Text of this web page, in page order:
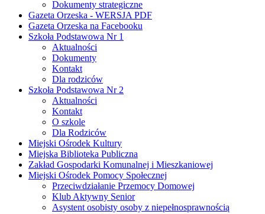
Dokumenty strategiczne
Gazeta Orzeska - WERSJA PDF
Gazeta Orzeska na Facebooku
Szkoła Podstawowa Nr 1
Aktualności
Dokumenty
Kontakt
Dla rodziców
Szkoła Podstawowa Nr 2
Aktualności
Kontakt
O szkole
Dla Rodziców
Miejski Ośrodek Kultury
Miejska Biblioteka Publiczna
Zakład Gospodarki Komunalnej i Mieszkaniowej
Miejski Ośrodek Pomocy Społecznej
Przeciwdziałanie Przemocy Domowej
Klub Aktywny Senior
Asystent osobisty osoby z niepełnosprawnością